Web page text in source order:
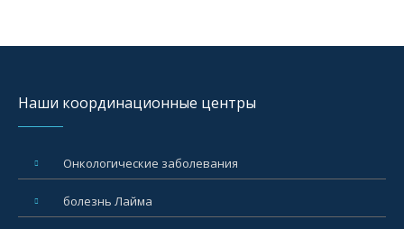
Наши координационные центры
Oнкологические заболевания
болезнь Лайма